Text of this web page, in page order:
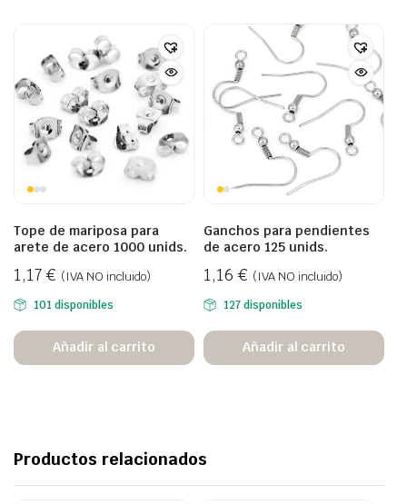
Tope de mariposa para
arete de acero 1000 unids.
1,17 € (IVA NO incluido)
101 disponibles
Añadir al carrito
Ganchos para pendientes
de acero 125 unids.
1,16 € (IVA NO incluido)
127 disponibles
Añadir al carrito
Productos relacionados